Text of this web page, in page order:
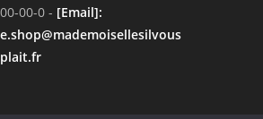
00-00-0 - [Email]:
e.shop@mademoisellesilvous
plait.fr